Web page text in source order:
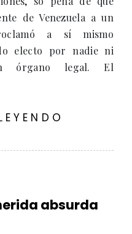
de Venezuela a un
a sí mismo
electo por nadie ni
órgano legal. El
absurda